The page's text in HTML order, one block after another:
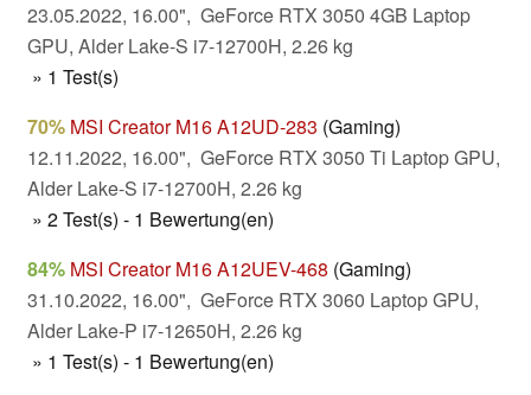
23.05.2022, 16.00", GeForce RTX 3050 4GB Laptop
GPU, Alder Lake-S i7-12700H, 2.26 kg
» 1 Test(s)
70% MSI Creator M16 A12UD-283 (Gaming)
12.11.2022, 16.00", GeForce RTX 3050 Ti Laptop GPU,
Alder Lake-S i7-12700H, 2.26 kg
» 2 Test(s) - 1 Bewertung(en)
84% MSI Creator M16 A12UEV-468 (Gaming)
31.10.2022, 16.00", GeForce RTX 3060 Laptop GPU,
Alder Lake-P i7-12650H, 2.26 kg
» 1 Test(s) - 1 Bewertung(en)